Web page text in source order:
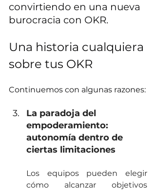
convirtiendo en una nueva
burocracia con OKR.
Una historia cualquiera
sobre tus OKR
Continuemos con algunas razones:
La paradoja del
empoderamiento:
autonomía dentro de
ciertas limitaciones
Los equipos pueden elegir
cómo alcanzar objetivos